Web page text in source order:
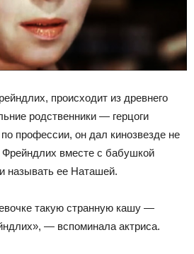
происходит из древнего
родственники — герцоги
профессии, он дал кинозвезде не
Фрейндлих вместе с бабушкой
называть ее Наташей.
такую странную кашу —
— вспоминала актриса.